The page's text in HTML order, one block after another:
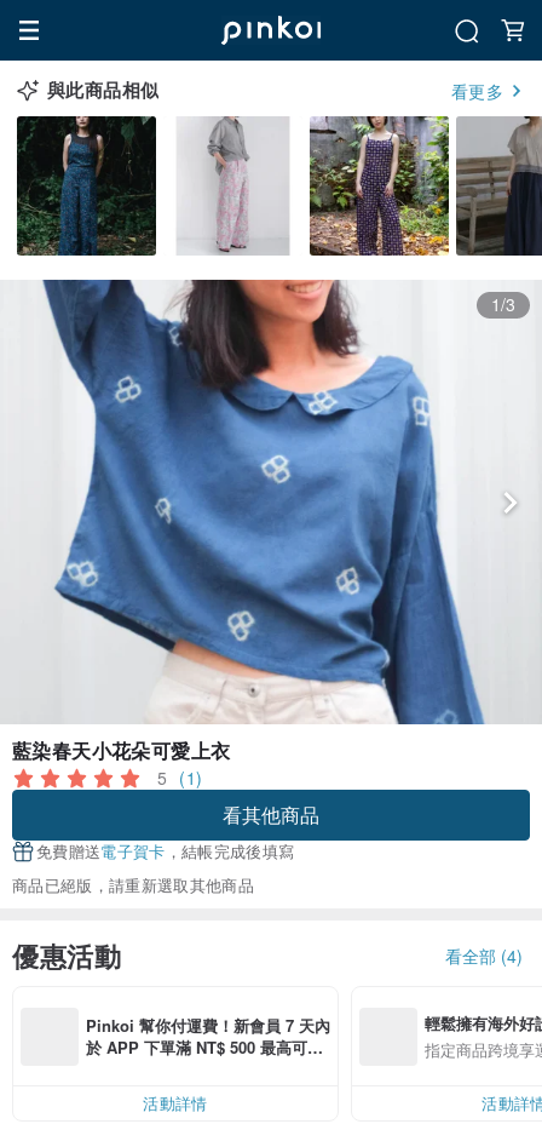
與此商品相似 看更多
1/3
藍染春天小花朵可愛上衣
5 (1)
看其他商品
免費贈送電子賀卡 ，結帳完成後填寫
商品已絕版，請重新選取其他商品
優惠活動 看全部 (4)
Pinkoi 幫你付運費！新會員 7 天內
於 APP 下單滿 NT$ 500 最高可折
活動詳情
輕鬆擁有海外好
指定商品跨境享
活動詳